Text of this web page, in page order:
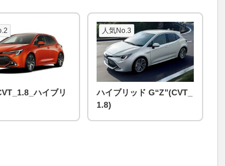
ハイブリ
人気No.3
ハイブリッド G“Z”(CVT_
1.8)